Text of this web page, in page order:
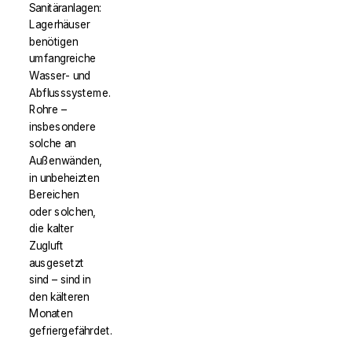
Sanitäranlagen:
Lagerhäuser
benötigen
umfangreiche
Wasser- und
Abflusssysteme.
Rohre –
insbesondere
solche an
Außenwänden,
in unbeheizten
Bereichen
oder solchen,
die kalter
Zugluft
ausgesetzt
sind – sind in
den kälteren
Monaten
gefriergefährdet.